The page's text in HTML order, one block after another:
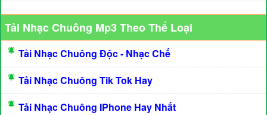
Tải Nhạc Chuông Mp3 Theo Thể Loại
Tải Nhạc Chuông Độc - Nhạc Chế
Tải Nhạc Chuông Tik Tok Hay
Tải Nhạc Chuông IPhone Hay Nhất